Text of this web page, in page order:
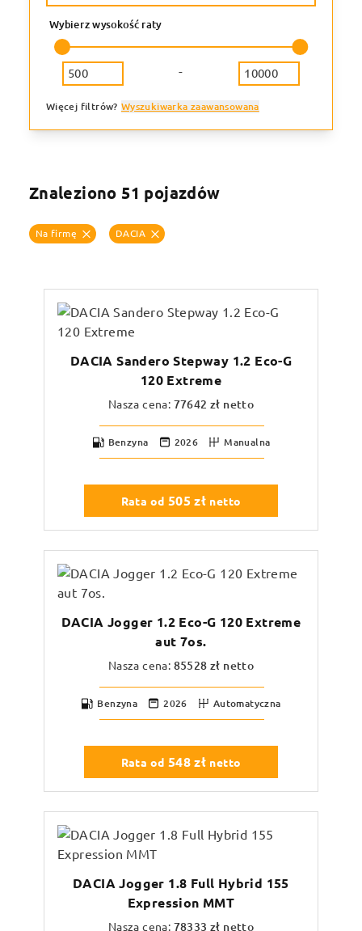
-
Wybierz wysokość raty
Więcej filtrów? Wyszukiwarka zaawansowana
Rodzaj paliwa
Skrzynia biegów
Moc (KM)
Znaleziono 51 pojazdów
Na firmę DACIA
DACIA Sandero Stepway 1.2 Eco-G
120 Extreme
Nasza cena: 77642 zł netto
Benzyna 2026 Manualna
Rata od 505zł netto
DACIA Jogger 1.2 Eco-G 120 Extreme
aut 7os.
Nasza cena: 85528 zł netto
Benzyna 2026 Automatyczna
Rata od 548zł netto
DACIA Jogger 1.8 Full Hybrid 155
Expression MMT
Nasza cena: 78333 zł netto